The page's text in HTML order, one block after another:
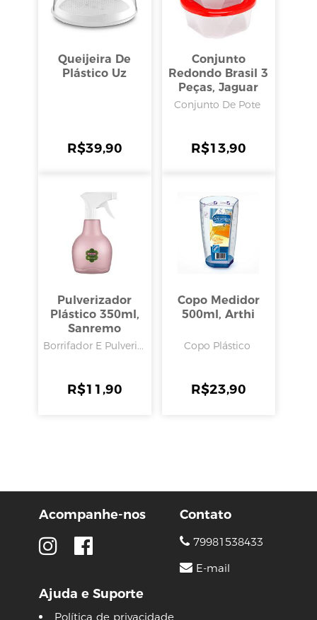
Queijeira De
Plástico Uz
R$39,90
Conjunto
Redondo Brasil 3
Peças, Jaguar
Conjunto De Pote
R$13,90
Pulverizador
Plástico 350ml,
Sanremo
Borrifador E Pulveri...
R$11,90
Copo Medidor
500ml, Arthi
Copo Plástico
R$23,90
Acompanhe-nos
Ajuda e Suporte
Política de privacidade
Contato
79981538433
E-mail